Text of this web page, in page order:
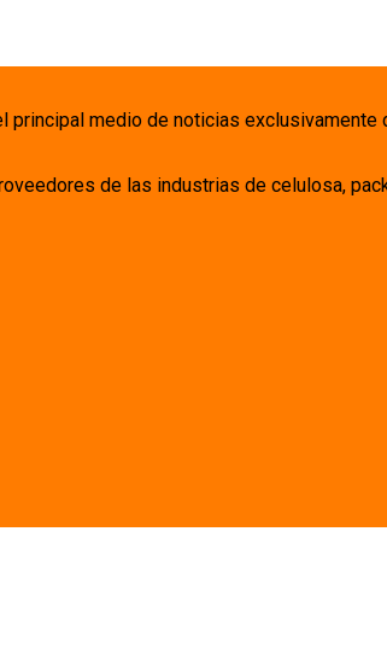
principal medio de noticias exclusivamente
de las industrias de celulosa,